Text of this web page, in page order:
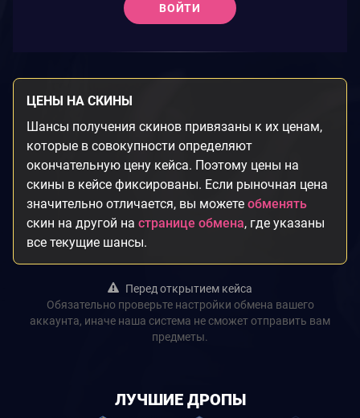
ВОЙТИ
ЦЕНЫ НА СКИНЫ
Шансы получения скинов привязаны к их ценам,
которые в совокупности определяют
окончательную цену кейса. Поэтому цены на
скины в кейсе фиксированы. Если рыночная цена
значительно отличается, вы можете обменять
скин на другой на странице обмена, где указаны
все текущие шансы.
Перед открытием кейса
Обязательно проверьте настройки обмена вашего
аккаунта, иначе наша система не сможет отправить вам
предметы.
ЛУЧШИЕ ДРОПЫ